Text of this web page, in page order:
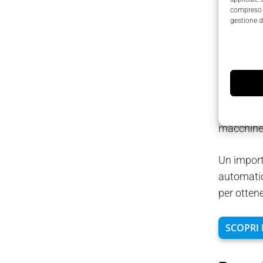
gestione
periodo
ruolo
la
Un
per